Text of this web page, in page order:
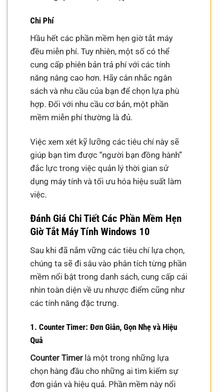
Chi Phí
Hầu hết các phần mềm hẹn giờ tắt máy
đều miễn phí. Tuy nhiên, một số có thể
cung cấp phiên bản trả phí với các tính
năng nâng cao hơn. Hãy cân nhắc ngân
sách và nhu cầu của bạn để chọn lựa phù
hợp. Đối với nhu cầu cơ bản, một phần
mềm miễn phí thường là đủ.
Việc xem xét kỹ lưỡng các tiêu chí này sẽ
giúp bạn tìm được “người bạn đồng hành”
đắc lực trong việc quản lý thời gian sử
dụng máy tính và tối ưu hóa hiệu suất làm
việc.
Đánh Giá Chi Tiết Các Phần Mềm Hẹn
Giờ Tắt Máy Tính Windows 10
Sau khi đã nắm vững các tiêu chí lựa chọn,
chúng ta sẽ đi sâu vào phân tích từng phần
mềm nổi bật trong danh sách, cung cấp cái
nhìn toàn diện về ưu nhược điểm cũng như
các tính năng đặc trưng.
1. Counter Timer: Đơn Giản, Gọn Nhẹ và Hiệu
Quả
Counter Timerlà một trong những lựa
chọn hàng đầu cho những ai tìm kiếm sự
đơn giản và hiệu quả. Phần mềm này nổi